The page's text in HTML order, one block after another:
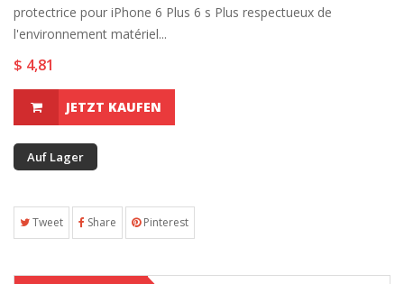
protectrice pour iPhone 6 Plus 6 s Plus respectueux de
l'environnement matériel...
$ 4,81
JETZT KAUFEN
Auf Lager
Tweet Share Pinterest